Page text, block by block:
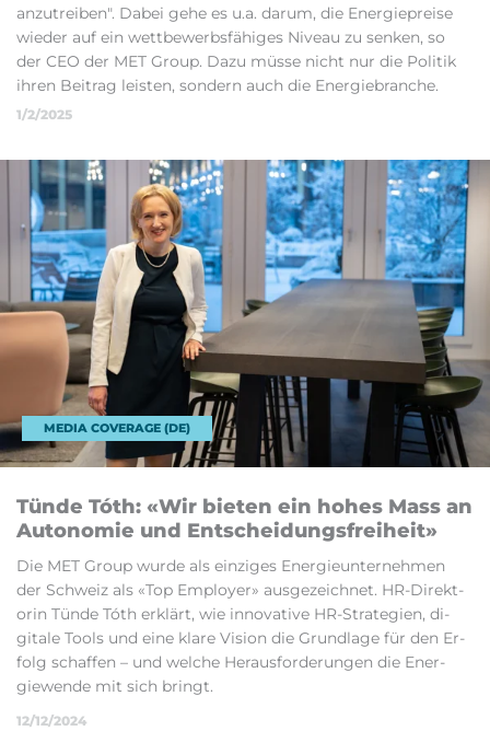
an­zutreiben". Dabei gehe es u.a. dar­um, die En­er­giepre­ise
wieder auf ein wettbe­w­erbsfähiges Niveau zu sen­ken, so
der CEO der MET Group. Dazu müsse nicht nur die Politik
ihren Beitrag leisten, son­dern auch die En­er­giebranche.
1/2/2025
MEDIA COVERAGE (DE)
Tünde Tóth: «Wir bi­eten ein ho­hes Mass an
Auto­nomie und Entscheidungs­freiheit»
Die MET Group wurde als ein­ziges En­er­gieun­terneh­men
der Sch­weiz als «Top Em­ploy­er» aus­gezeich­net. HR-Direk­t­
orin Tünde Tóth erklärt, wie in­nov­at­ive HR-Strategi­en, di­
gitale Tools und eine klare Vi­sion die Grundlage für den Er­
folg schaf­fen – und welche Heraus­for­der­ungen die En­er­
giewende mit sich bringt.
12/12/2024